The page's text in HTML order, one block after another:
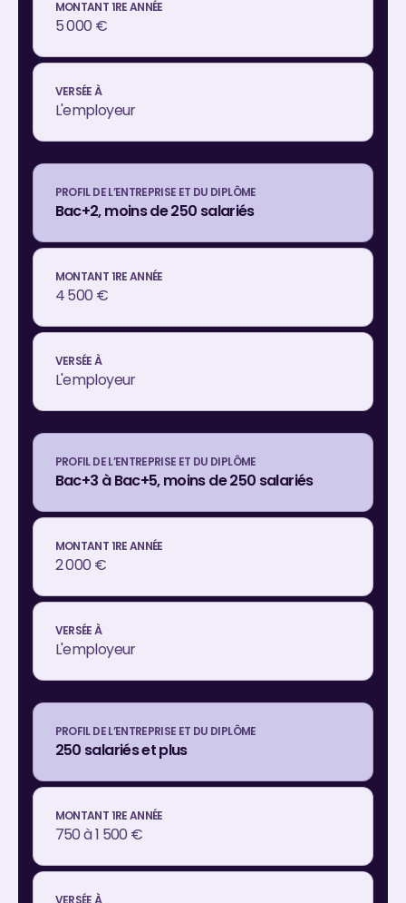
5 000 €
L'employeur
Bac+2, moins de 250 salariés
4 500 €
L'employeur
Bac+3 à Bac+5, moins de 250 salariés
2 000 €
L'employeur
250 salariés et plus
750 à 1 500 €